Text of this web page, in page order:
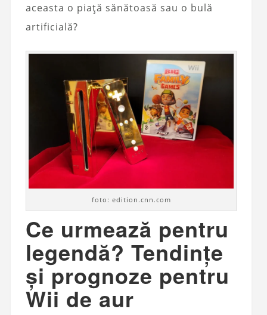
aceasta o piață sănătoasă sau o bulă
artificială?
foto: edition.cnn.com
Ce urmează pentru
legendă? Tendințe
și prognoze pentru
Wii de aur